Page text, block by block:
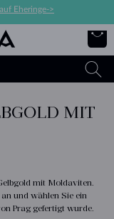
Eheringe->
MIT
mit Moldaviten.
und wählen Sie ein
Prag gefertigt wurde.